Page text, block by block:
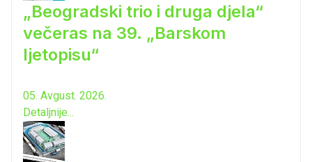
„Beogradski trio i druga djela“
večeras na 39. „Barskom
ljetopisu“
05. Avgust. 2026.
Detaljnije...